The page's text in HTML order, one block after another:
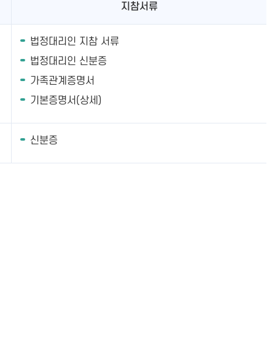
지참서류
법정대리인 지참 서류
법정대리인 신분증
가족관계증명서
기본증명서(상세)
신분증